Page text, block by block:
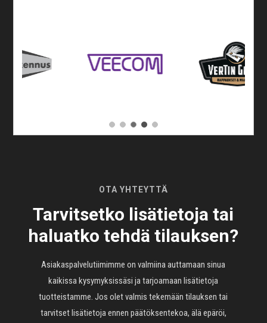
OTA YHTEYTTÄ
Tarvitsetko lisätietoja tai
haluatko tehdä tilauksen?
Asiakaspalvelutiimimme on valmiina auttamaan sinua
kaikissa kysymyksissäsi ja tarjoamaan lisätietoja
tuotteistamme. Jos olet valmis tekemään tilauksen tai
tarvitset lisätietoja ennen päätöksentekoa, älä epäröi,